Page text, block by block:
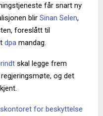
får snart ny
blir Sinan Selen,
foreslått til
dpa mandag.
skal legge frem
og det
for beskyttelse